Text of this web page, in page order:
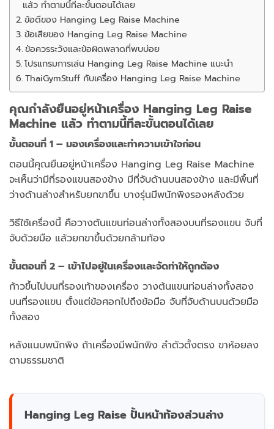
แล้ว ทำตามนี้ทีละขั้นตอนได้เลย
ข้อดีของ Hanging Leg Raise Machine
ข้อเสียของ Hanging Leg Raise Machine
ข้อควรระวังและข้อผิดพลาดที่พบบ่อย
โปรแกรมการเล่น Hanging Leg Raise Machine แนะนำ
ThaiGymStuff กับเครื่อง Hanging Leg Raise Machine
คุณกำลังยืนอยู่หน้าเครื่อง Hanging Leg Raise
Machine แล้ว ทำตามนี้ทีละขั้นตอนได้เลย
ขั้นตอนที่ 1 – มองเครื่องและทำความเข้าใจก่อน
ตอนนี้คุณยืนอยู่หน้าเครื่อง Hanging Leg Raise Machine
จะเห็นว่ามีที่รองแขนสองข้าง มีที่จับด้านบนสองข้าง และมีพื้นที่
ว่างด้านล่างสำหรับยกขาขึ้น บางรุ่นมีพนักพิงรองหลังด้วย
วิธีใช้เครื่องนี้ คือวางต้นแขนท่อนล่างทั้งสองบนที่รองแขน จับที่
จับด้วยมือ แล้วยกขาขึ้นด้วยกล้ามท้อง
ขั้นตอนที่ 2 – เข้าไปอยู่ในเครื่องและจัดท่าให้ถูกต้อง
ก้าวขึ้นไปบนที่รองเท้าของเครื่อง วางต้นแขนท่อนล่างทั้งสอง
บนที่รองแขน ตั้งแต่ข้อศอกไปถึงข้อมือ จับที่จับด้านบนด้วยมือ
ทั้งสอง
หลังแนบพนักพิง ถ้าเครื่องมีพนักพิง ลำตัวตั้งตรง ขาห้อยลง
ตามธรรมชาติ
Hanging Leg Raise ปั้นหน้าท้องส่วนล่าง